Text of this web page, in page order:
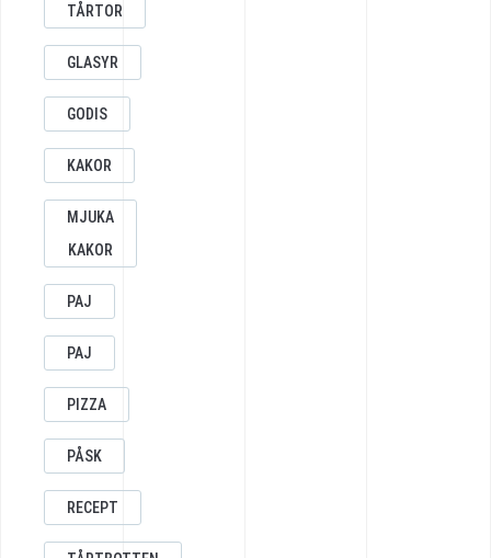
TÅRTOR
GLASYR
GODIS
KAKOR
MJUKA
KAKOR
PAJ
PAJ
PIZZA
PÅSK
RECEPT